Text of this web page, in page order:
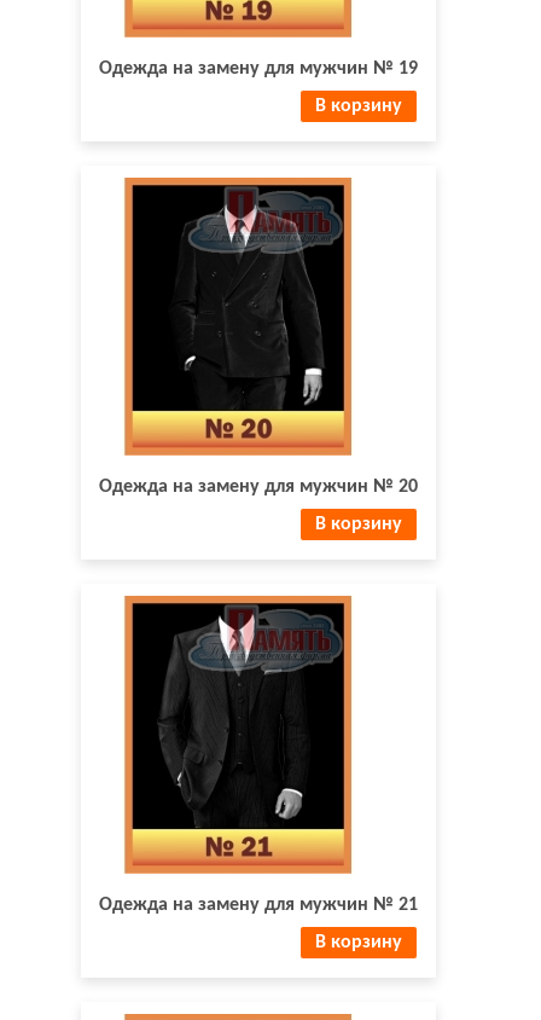
Одежда на замену для мужчин № 19
В корзину
Одежда на замену для мужчин № 20
В корзину
Одежда на замену для мужчин № 21
В корзину